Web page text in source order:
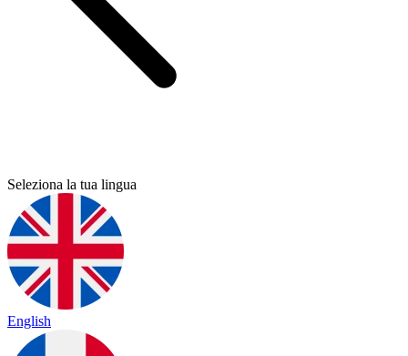
Seleziona la tua lingua
English